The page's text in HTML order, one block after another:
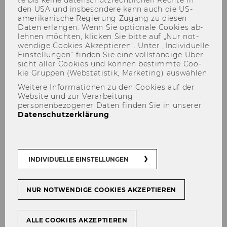
Mittelfristige Wirkung von
Präventionsprogrammen im
von Herz-Kreislauf-
anhand des Beispiels "Ein Herz
den USA und ins­be­son­de­re kann auch die US-​
amerikanische Re­gie­rung Zu­gang zu die­sen
Daten er­lan­gen. Wenn Sie op­tio­na­le Coo­kies ab­
leh­nen möch­ten, kli­cken Sie bitte auf „Nur not­
wen­di­ge Coo­kies Ak­zep­tie­ren“. Unter „In­di­vi­du­el­le
Ein­stel­lun­gen“ fin­den Sie eine voll­stän­di­ge Über­
sicht aller Coo­kies und kön­nen be­stimm­te Coo­
kie Grup­pen (Web­sta­tis­tik, Mar­ke­ting) aus­wäh­len.
Weitere Informationen zu den Cookies auf der
Website und zur Verarbeitung
personenbezogener Daten finden Sie in unserer
Datenschutzerklärung
INDIVIDUELLE EINSTELLUNGEN
NUR NOTWENDIGE COOKIES AKZEPTIEREN
ALLE COOKIES AKZEPTIEREN